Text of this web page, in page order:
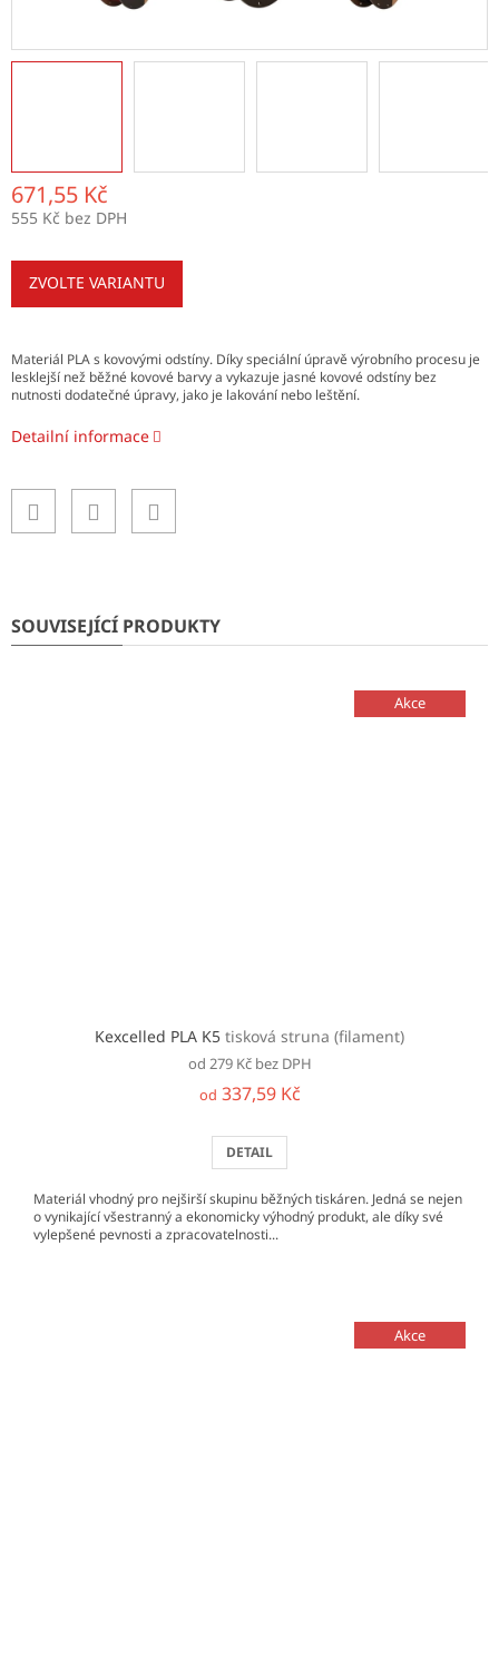
671,55 Kč
555 Kč bez DPH
ZVOLTE VARIANTU
Materiál PLA s kovovými odstíny. Díky speciální úpravě výrobního procesu je
lesklejší než běžné kovové barvy a vykazuje jasné kovové odstíny bez
nutnosti dodatečné úpravy, jako je lakování nebo leštění.
Detailní informace
SOUVISEJÍCÍ PRODUKTY
Akce
Kexcelled PLA K5 tisková struna (filament)
od 279 Kč bez DPH
od 337,59 Kč
DETAIL
Materiál vhodný pro nejširší skupinu běžných tiskáren. Jedná se nejen
o vynikající všestranný a ekonomicky výhodný produkt, ale díky své
vylepšené pevnosti a zpracovatelnosti...
Akce